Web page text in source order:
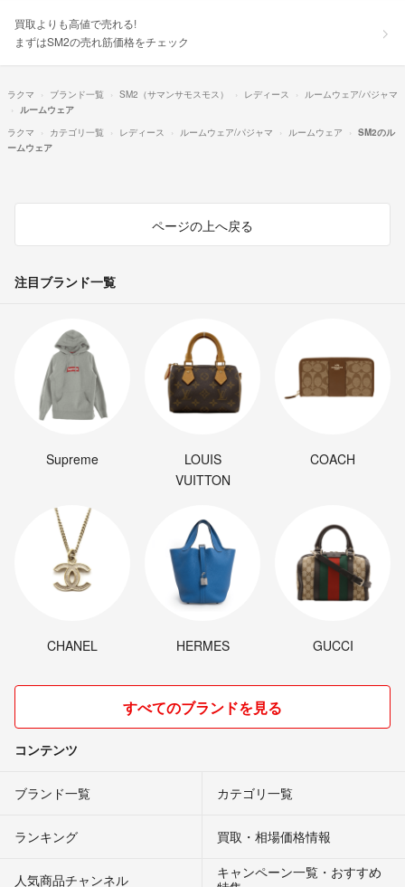
買取よりも高値で売れる!
まずはSM2の売れ筋価格をチェック
ラクマ ブランド一覧 SM2（サマンサモスモス） レディース
ルームウェア/パジャマ
ルームウェア
ラクマ
カテゴリ一覧 レディース ルームウェア/パジャマ ルームウェア
SM2のル
ームウェア
ページの上へ戻る
注目ブランド一覧
Supreme
LOUIS
VUITTON
COACH
CHANEL HERMES GUCCI
すべてのブランドを見る
コンテンツ
ブランド一覧 カテゴリ一覧
ランキング 買取・相場価格情報
人気商品チャンネル
キャンペーン一覧・おすすめ